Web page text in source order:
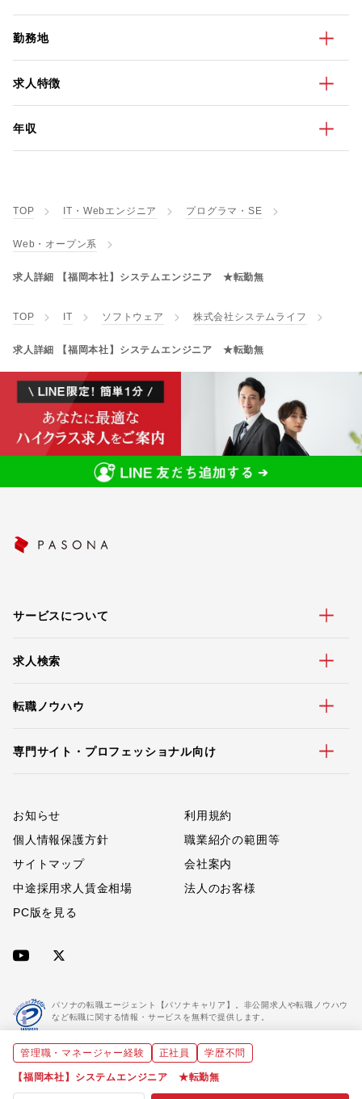
勤務地
求人特徴
年収
TOP IT・Webエンジニア プログラマ・SE
Web・オープン系
求人詳細 【福岡本社】システムエンジニア ★転勤無
TOP IT ソフトウェア 株式会社システムライフ
求人詳細 【福岡本社】システムエンジニア ★転勤無
サービスについて
求人検索
転職ノウハウ
専門サイト・プロフェッショナル向け
お知らせ
利用規約
個人情報保護方針
職業紹介の範囲等
サイトマップ
会社案内
中途採用求人賃金相場
法人のお客様
PC版を見る
パソナの転職エージェント【パソナキャリア】。非公開求人や転職ノウハウ
など転職に関する情報・サービスを無料で提供します。
「パソナキャリア」は職業紹介優良事業者に認定されています。
管理職・マネージャー経験 正社員 学歴不問
【福岡本社】システムエンジニア ★転勤無